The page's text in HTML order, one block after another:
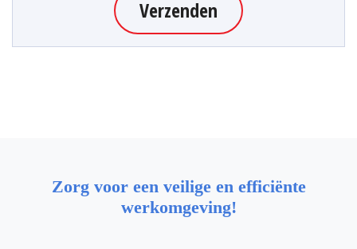
Verzenden
Zorg voor een veilige en efficiënte
werkomgeving!